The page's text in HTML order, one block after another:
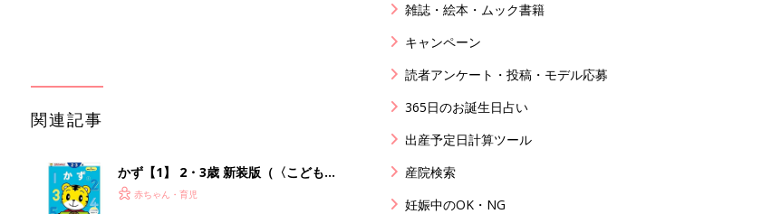
関連記事
かず【1】 2・3歳 新装版（〈こども
ちゃれんじ〉のワーク）
赤ちゃん・育児
雑誌・絵本・ムック書籍
キャンペーン
読者アンケート・投稿・モデル応募
365日のお誕生日占い
出産予定日計算ツール
産院検索
妊娠中のOK・NG